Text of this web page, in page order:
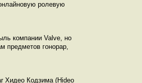
ролевую
компании Valve, но
предметов гонорар,
Хидео Кодзима (Hideo